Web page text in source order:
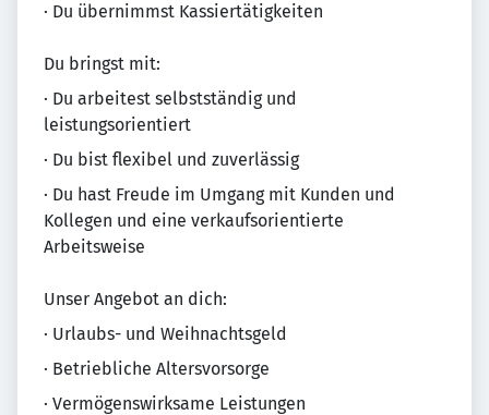
· Du übernimmst Kassiertätigkeiten
Du bringst mit:
· Du arbeitest selbstständig und
leistungsorientiert
· Du bist flexibel und zuverlässig
· Du hast Freude im Umgang mit Kunden und
Kollegen und eine verkaufsorientierte
Arbeitsweise
Unser Angebot an dich:
· Urlaubs- und Weihnachtsgeld
· Betriebliche Altersvorsorge
· Vermögenswirksame Leistungen